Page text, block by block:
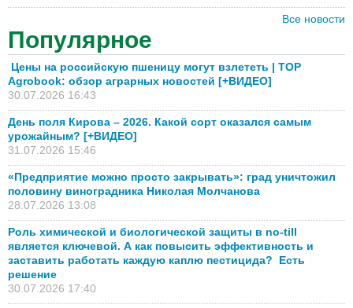
Все новости
Популярное
Цены на российскую пшеницу могут взлететь | TOP
Agrobook: обзор аграрных новостей [+ВИДЕО]
30.07.2026 16:43
День поля Кирова – 2026. Какой сорт оказался самым
урожайным? [+ВИДЕО]
31.07.2026 15:46
«Предприятие можно просто закрывать»: град уничтожил
половину виноградника Николая Молчанова
28.07.2026 13:08
Роль химической и биологической защиты в no-till
является ключевой. А как повысить эффективность и
заставить работать каждую каплю пестицида? Есть
решение
30.07.2026 17:40